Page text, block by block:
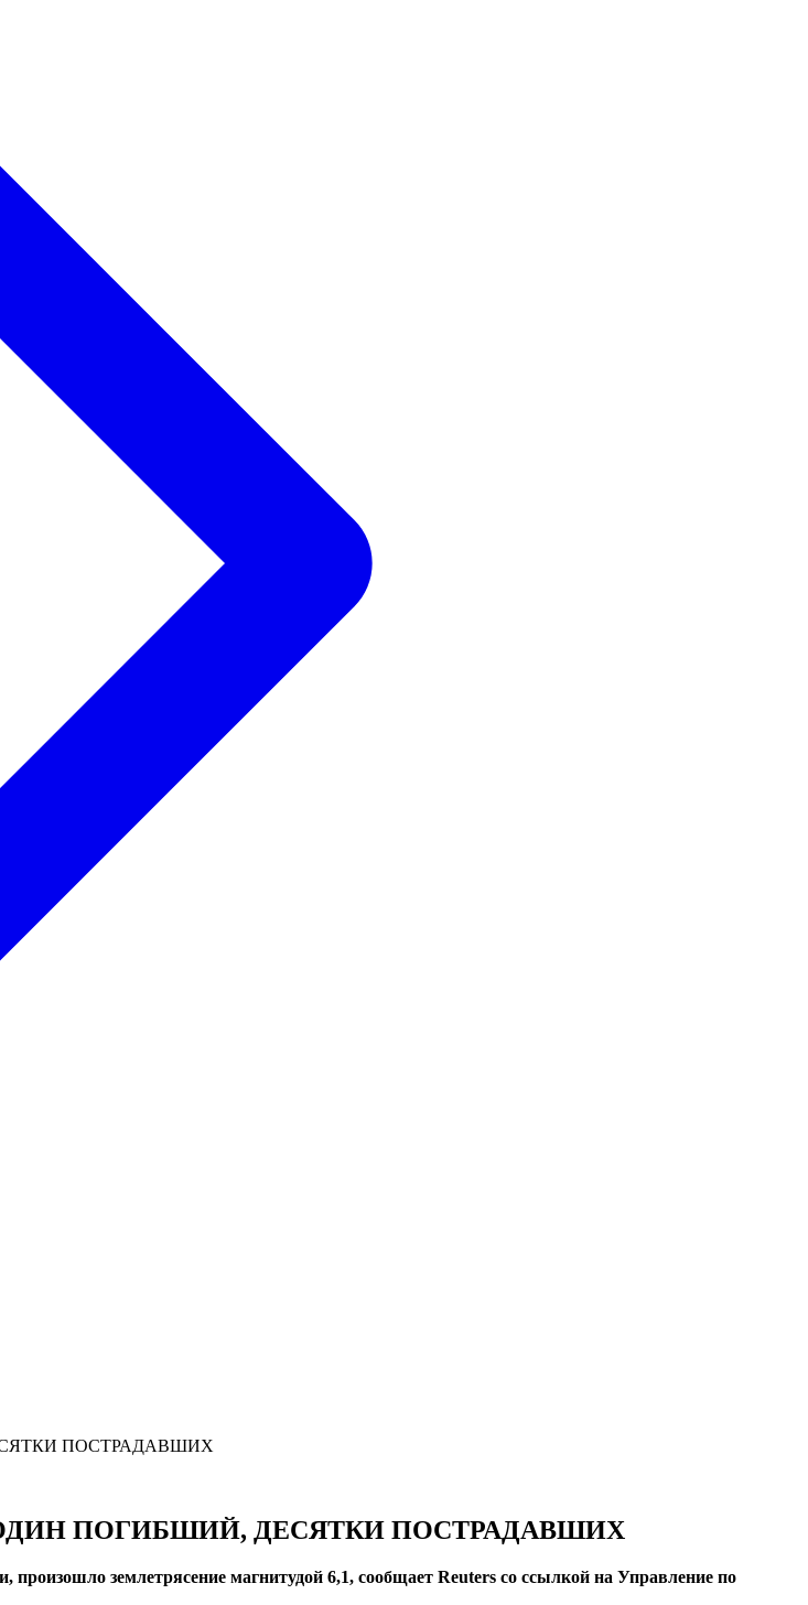
ПОГИБШИЙ, ДЕСЯТКИ ПОСТРАДАВШИХ
землетрясение магнитудой 6,1, сообщает Reuters со ссылкой на Управление по